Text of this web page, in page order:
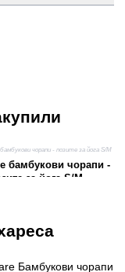
бамбукови чорапи -
за йога S/M